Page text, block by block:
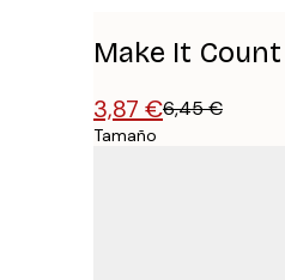
Make It
3,87 €6,45 €
Tamaño